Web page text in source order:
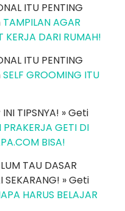
ITU PENTING
TAMPILAN AGAR
KERJA DARI RUMAH!
ITU PENTING
SELF GROOMING ITU
TIPSNYA! » Geti
PRAKERJA GETI DI
BISA!
TAU DASAR
SEKARANG! » Geti
HARUS BELAJAR